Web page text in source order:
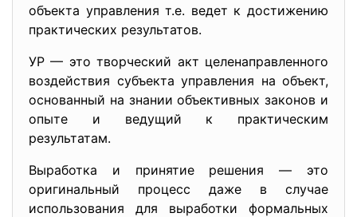
объекта управления т.е. ведет к достижению
практических результатов.
УР — это творческий акт целенаправленного
воздействия субъекта управления на объект,
основанный на знании объективных законов и
опыте и ведущий к практическим
результатам.
Выработка и принятие решения — это
оригинальный процесс даже в случае
использования для выработки формальных